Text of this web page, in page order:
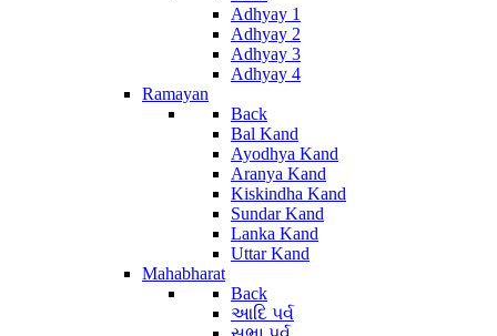
Adhyay 1
Adhyay 2
Adhyay 3
Adhyay 4
Ramayan
Back
Bal Kand
Ayodhya Kand
Aranya Kand
Kiskindha Kand
Sundar Kand
Lanka Kand
Uttar Kand
Mahabharat
Back
આદિ પર્વ